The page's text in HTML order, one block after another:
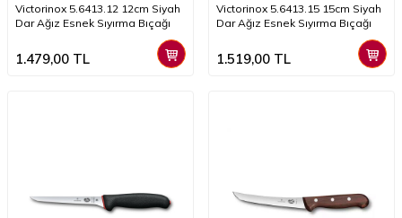
​​​​​​Victorinox 5.6413.12 12cm Siyah
Dar Ağız Esnek Sıyırma Bıçağı
1.479,00 TL
​​​​​Victorinox 5.6413.15 15cm Siyah
Dar Ağız Esnek Sıyırma Bıçağı
1.519,00 TL